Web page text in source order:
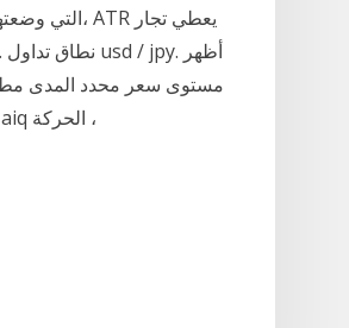
القليلة الماضية. Sunday, 17 December 2017. متوسط التداول العصابات aiq الحركة ،